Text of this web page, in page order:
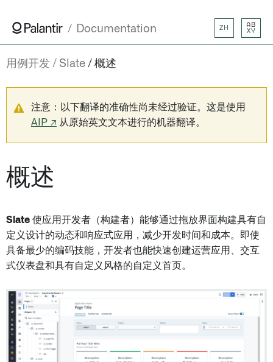
Documentation ZH
AB
XY
用例开发 Slate 概述
注意：以下翻译的准确性尚未经过验证。这是使用
AIP ↗ 从原始英文文本进行的机器翻译。
概述
Slate 使应用开发者（构建者）能够通过拖放界面构建具有自
定义设计的动态和响应式应用，减少开发时间和成本。即使
具备最少的编码技能，开发者也能快速创建运营应用、交互
式仪表盘和具有自定义风格的自定义首页。